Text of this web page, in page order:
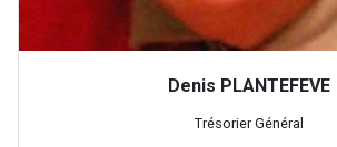
Denis PLANTEFEVE
Trésorier Général